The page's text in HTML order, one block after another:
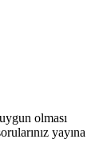
olması
yayına